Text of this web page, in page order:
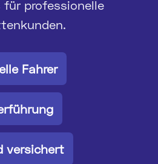
für professionelle
Fahrer
versichert